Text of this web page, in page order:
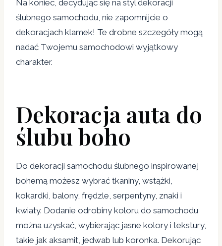
Na koniec, decydując się na styl dekoracji
ślubnego samochodu, nie zapomnijcie o
dekoracjach klamek! Te drobne szczegóły mogą
nadać Twojemu samochodowi wyjątkowy
charakter.
Dekoracja auta do
ślubu boho
Do dekoracji samochodu ślubnego inspirowanej
bohemą możesz wybrać tkaniny, wstążki,
kokardki, balony, frędzle, serpentyny, znaki i
kwiaty. Dodanie odrobiny koloru do samochodu
można uzyskać, wybierając jasne kolory i tekstury,
takie jak aksamit, jedwab lub koronka. Dekorując